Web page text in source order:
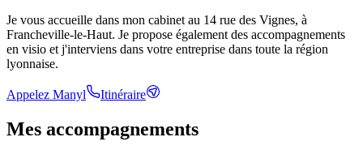
Je vous accueille dans mon cabinet au 14 rue des Vignes, à
Francheville-le-Haut. Je propose également des accompagnements
en visio et j'interviens dans votre entreprise dans toute la région
lyonnaise.
Appelez Manyl Itinéraire
Mes accompagnements